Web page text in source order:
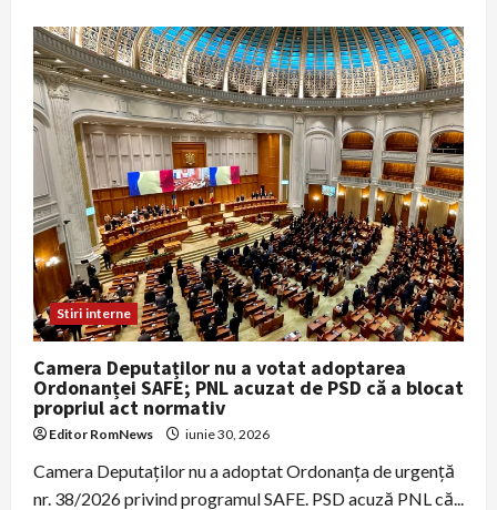
reacția
părinților
la
afișarea
notelor
poate
lăsa
urme
mai
adânci
decât
rezultatul
examenului
Stiri interne
Camera Deputaților nu a votat adoptarea
Ordonanței SAFE; PNL acuzat de PSD că a blocat
propriul act normativ
Editor RomNews iunie 30, 2026
Camera Deputaților nu a adoptat Ordonanța de urgență
nr. 38/2026 privind programul SAFE. PSD acuză PNL că...